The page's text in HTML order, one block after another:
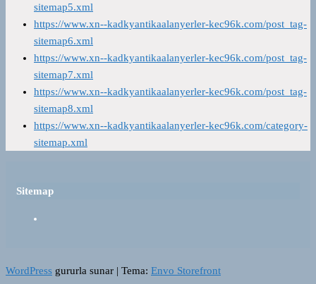
sitemap5.xml
https://www.xn--kadkyantikaalanyerler-kec96k.com/post_tag-
sitemap6.xml
https://www.xn--kadkyantikaalanyerler-kec96k.com/post_tag-
sitemap7.xml
https://www.xn--kadkyantikaalanyerler-kec96k.com/post_tag-
sitemap8.xml
https://www.xn--kadkyantikaalanyerler-kec96k.com/category-
sitemap.xml
Sitemap
WordPress gururla sunar | Tema: Envo Storefront